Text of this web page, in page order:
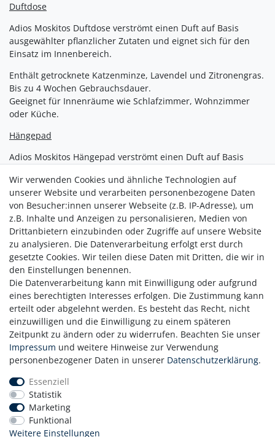
Duftdose
Adios Moskitos Duftdose verströmt einen Duft auf Basis
ausgewählter pflanzlicher Zutaten und eignet sich für den
Einsatz im Innenbereich.
Enthält getrocknete Katzenminze, Lavendel und Zitronengras.
Bis zu 4 Wochen Gebrauchsdauer.
Geeignet für Innenräume wie Schlafzimmer, Wohnzimmer
oder Küche.
Hängepad
Adios Moskitos Hängepad verströmt einen Duft auf Basis
Einsatz im Innenbereich.
Enthält getrocknete Katzenminze, Lavendel und Zitronengras.
Bis zu 4 Wochen Gebrauchsdauer.
Geeignet für Innenräume wie Schlafzimmer, Wohnzimmer
oder Küche.
Zahlung
Versand
Daten­schutz­erklärung
AGB
Hinweis zur Batterieentsorgung
Erklärung zur Barrierefreiheit
Kontakt
Wir verwenden Cookies und ähnliche Technologien auf
unserer Website und verarbeiten personenbezogene Daten
von Besucher:innen unserer Webseite (z.B. IP-Adresse), um
z.B. Inhalte und Anzeigen zu personalisieren, Medien von
Drittanbietern einzubinden oder Zugriffe auf unsere Website
zu analysieren. Die Datenverarbeitung erfolgt erst durch
gesetzte Cookies. Wir teilen diese Daten mit Dritten, die wir in
den Einstellungen benennen.
Die Datenverarbeitung kann mit Einwilligung oder aufgrund
eines berechtigten Interesses erfolgen. Die Zustimmung kann
erteilt oder abgelehnt werden. Es besteht das Recht, nicht
einzuwilligen und die Einwilligung zu einem späteren
Zeitpunkt zu ändern oder zu widerrufen. Beachten Sie unser
Impressum und weitere Hinweise zur Verwendung
personenbezogener Daten in unserer Daten­schutz­erklärung.
Essenziell
Statistik
Marketing
Funktional
Weitere Einstellungen